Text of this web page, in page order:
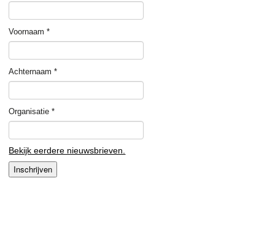
Voornaam*
Achternaam*
Organisatie*
Bekijk eerdere nieuwsbrieven.